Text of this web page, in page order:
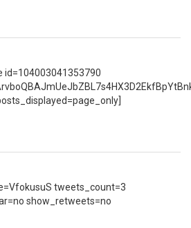
id=104003041353790
tweets_count=3
show_retweets=no